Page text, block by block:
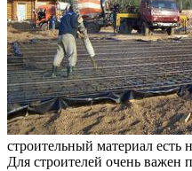
строительный материал есть
Для строителей очень важен